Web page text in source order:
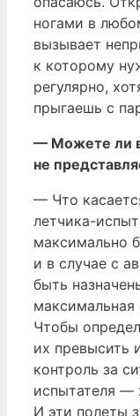
ногами в
вызывает
к которому
регулярно,
прыгаешь с
— Можете ли
не
— Что
летчика-
максимально
и в случае с
быть
максимальная
Чтобы
их превысить
контроль за
испытателя —
И эти полеты